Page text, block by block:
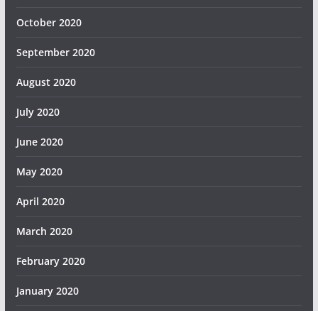
October 2020
September 2020
August 2020
July 2020
June 2020
May 2020
April 2020
March 2020
February 2020
January 2020